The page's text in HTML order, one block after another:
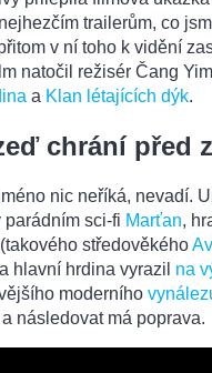
trailerům, co
v ní toho k vidění
natočil režisér Čang
a Klan létajících dýk.
chrání před
nic neříká, nevadí.
parádním sci-fi Marťan,
středověkého
hlavní hrdina vyrazil na
moderního
následovat má poprava.